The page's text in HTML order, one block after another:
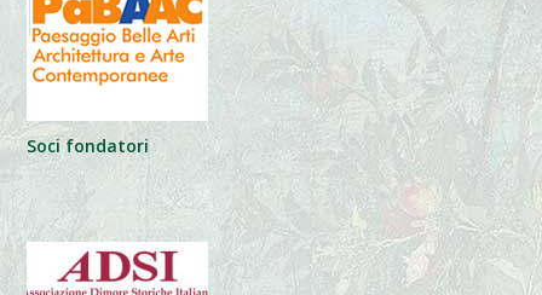
Soci fondatori